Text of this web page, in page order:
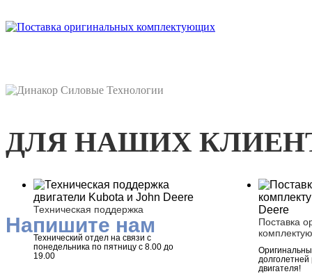
ДЛЯ НАШИХ
Техническая поддержка
Технический отдел на связи с
понедельника по пятницу с 8.00 до
19.00
Поставка
двигателя!
Напишите нам